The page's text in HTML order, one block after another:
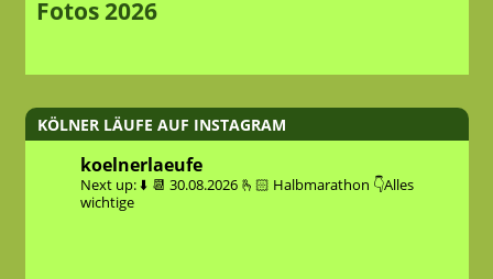
Fotos 2026
KÖLNER LÄUFE AUF INSTAGRAM
koelnerlaeufe
Next up: ⬇️ 📆 30.08.2026 🫰🏻 Halbmarathon 👇Alles
wichtige